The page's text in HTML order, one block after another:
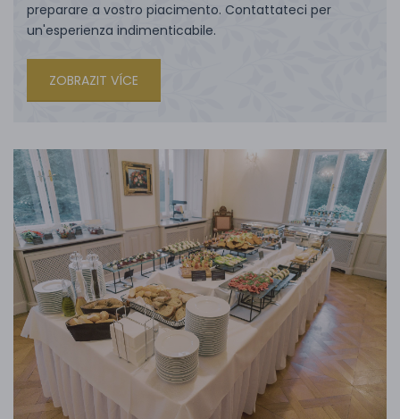
preparare a vostro piacimento. Contattateci per
un'esperienza indimenticabile.
ZOBRAZIT VÍCE